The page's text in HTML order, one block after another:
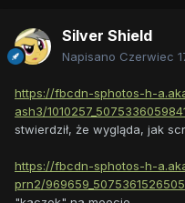
Silver Shield
Napisano Czerwiec
https://fbcdn-sphotos-h-
ash3/
stwierdził, że wygląda, jak
https://fbcdn-sphotos-h-
prn2/